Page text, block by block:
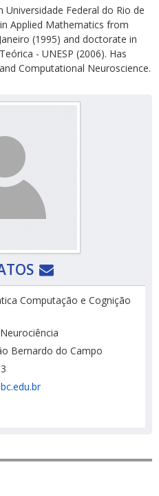
Federal do Rio de
Applied Mathematics from
(1995) and doctorate in
- UNESP (2006). Has
Computational Neuroscience.
Computação e Cognição
Bernardo do Campo